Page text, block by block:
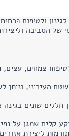
ולטיפוח
הסביבה וליצירת
צמחים, עצים,
העירוני,
חללים שונים
קלים שמגן על
ליצירת